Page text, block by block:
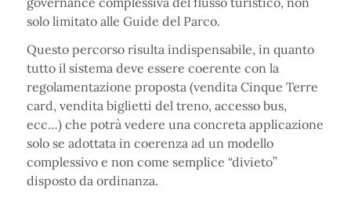
solo limitato alle Guide del Parco.
Questo percorso risulta indispensabile, in quanto
tutto il sistema deve essere coerente con la
regolamentazione proposta (vendita Cinque Terre
card, vendita biglietti del treno, accesso bus,
ecc…) che potrà vedere una concreta applicazione
solo se adottata in coerenza ad un modello
complessivo e non come semplice “divieto”
disposto da ordinanza.